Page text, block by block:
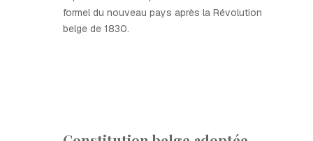
formel du nouveau pays après la Révolution
belge de 1830.